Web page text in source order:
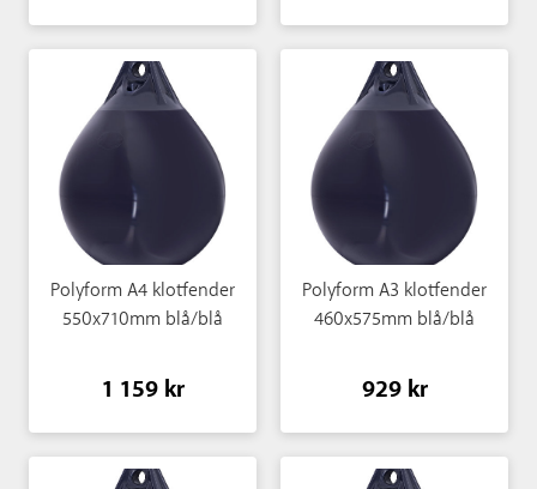
Polyform A4 klotfender
550x710mm blå/blå
1 159 kr
Polyform A3 klotfender
460x575mm blå/blå
929 kr